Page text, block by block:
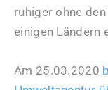
ruhiger ohne
einigen Ländern
Am 25.03.2020